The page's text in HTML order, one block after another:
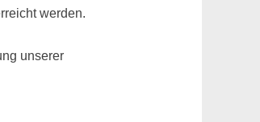
werden.
unserer